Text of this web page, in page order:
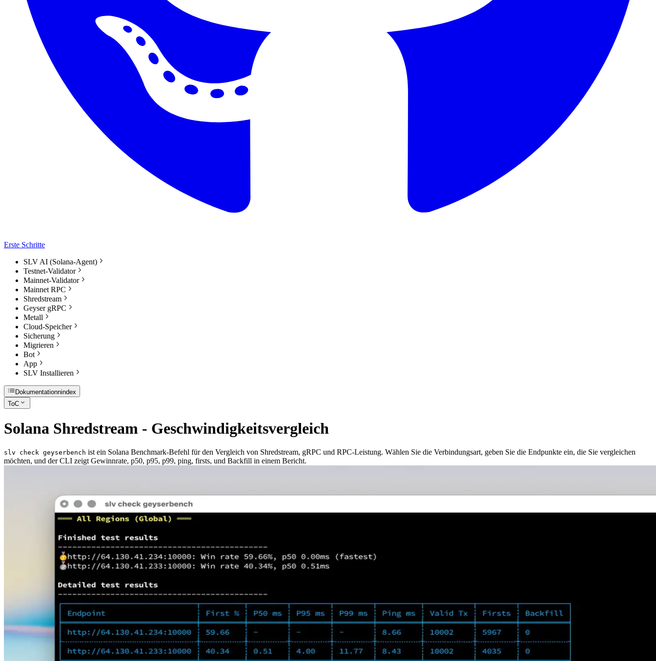
Erste Schritte
SLV AI (Solana-Agent)
Testnet-Validator
Mainnet-Validator
Mainnet RPC
Shredstream
Geyser gRPC
Metall
Cloud-Speicher
Sicherung
Migrieren
Bot
App
SLV Installieren
Dokumentationnindex
ToC
Solana Shredstream - Geschwindigkeitsvergleich
slv check geyserbench ist ein Solana Benchmark-Befehl für den Vergleich von Shredstream, gRPC und RPC-Leistung. Wählen Sie die Verbindungsart, geben Sie die Endpunkte ein, die Sie vergleichen
möchten, und der CLI zeigt Gewinnrate, p50, p95, p99, ping, firsts, und Backfill in einem Bericht.